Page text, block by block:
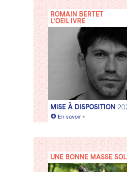
ROMAIN BERTET
L'OEIL IVRE
MISE À DISPOSITION
+ En savoir +
UNE BONNE MASSE